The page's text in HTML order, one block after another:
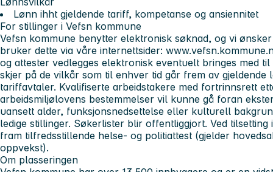
Lønn ihht gjeldende tariff, kompetanse og ansiennitet
For stillinger i Vefsn kommune
Vefsn kommune benytter elektronisk søknad, og vi
bruker dette via våre internettsider:
og attester vedlegges elektronisk eventuelt bringes med
skjer på de vilkår som til enhver tid går frem av gjeldende
tariffavtaler. Kvalifiserte arbeidstakere med fortrinnsrett
arbeidsmiljølovens bestemmelser vil kunne gå foran
uansett alder, funksjonsnedsettelse eller kulturell
ledige stillinger. Søkerlister blir offentliggjort. Ved
fram tilfredsstillende helse- og politiattest (gjelder
oppvekst).
Om plasseringen